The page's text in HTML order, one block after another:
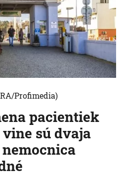
pacientiek
sú dvaja
Profimedia)